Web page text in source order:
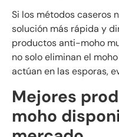
Si los métodos caseros
solución más rápida y
productos anti-moho
no solo eliminan el
actúan en las esporas,
Mejores
moho